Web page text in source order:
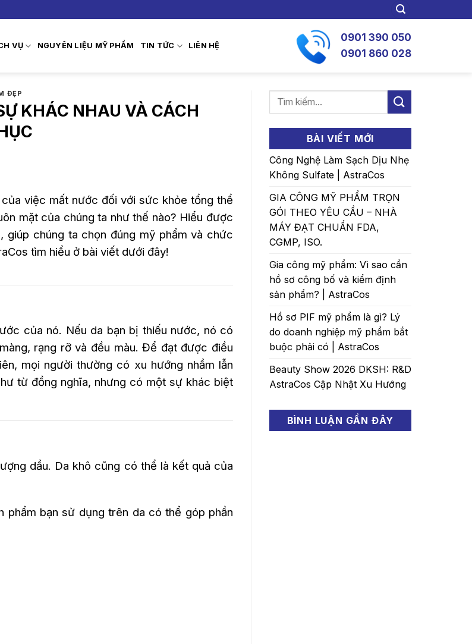
VỤ NGUYÊN LIỆU MỸ PHẨM TIN TỨC LIÊN HỆ
0901 390 050
0901 860 028
ĐẸP
KHÁC NHAU VÀ CÁCH
việc mất nước đối với sức khỏe tổng thể
mặt của chúng ta như thế nào? Hiểu được
chúng ta chọn đúng mỹ phẩm và chức
tìm hiểu ở bài viết dưới đây!
của nó. Nếu da bạn bị thiếu nước, nó có
rạng rỡ và đều màu. Để đạt được điều
mọi người thường có xu hướng nhầm lẫn
từ đồng nghĩa, nhưng có một sự khác biệt
dầu. Da khô cũng có thể là kết quả của
phẩm bạn sử dụng trên da có thể góp phần
BÀI VIẾT MỚI
Công Nghệ Làm Sạch Dịu Nhẹ
Không Sulfate | AstraCos
GIA CÔNG MỸ PHẨM TRỌN
GÓI THEO YÊU CẦU – NHÀ
MÁY ĐẠT CHUẨN FDA,
CGMP, ISO.
Gia công mỹ phẩm: Vì sao cần
hồ sơ công bố và kiểm định
sản phẩm? | AstraCos
Hồ sơ PIF mỹ phẩm là gì? Lý
do doanh nghiệp mỹ phẩm bắt
buộc phải có | AstraCos
Beauty Show 2026 DKSH: R&D
AstraCos Cập Nhật Xu Hướng
BÌNH LUẬN GẦN ĐÂY